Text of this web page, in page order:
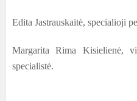
Edita Jastrauskaitė, specialioji
Margarita Rima Kisielienė,
specialistė.